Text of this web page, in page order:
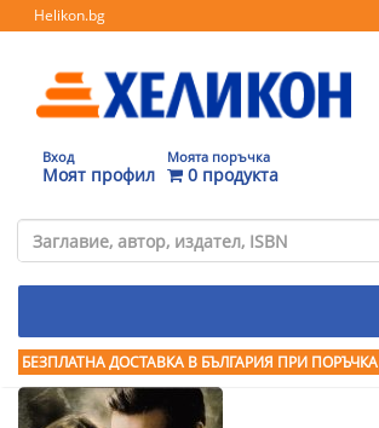
Helikon.bg
Вход
Моят профил
Моята поръчка
0 продукта
БЕЗПЛАТНА ДОСТАВКА В БЪЛГАРИЯ ПРИ ПОРЪЧКА